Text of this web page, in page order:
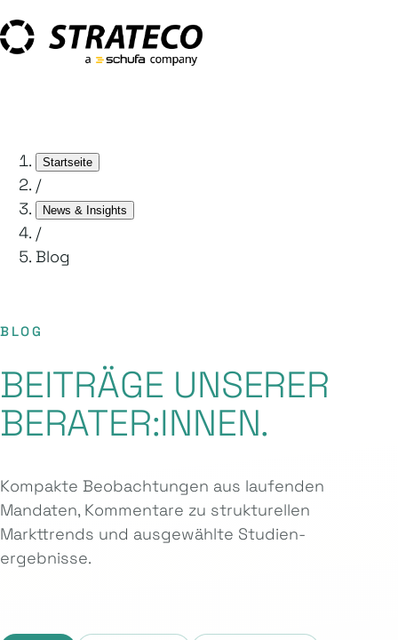
Startseite
/
News & Insights
/
Blog
BLOG
BEITRÄGE UNSERER
BERATER:INNEN.
Kompakte Beobachtungen aus laufenden
Mandaten, Kommentare zu strukturellen
Markttrends und ausgewählte Studien­
ergebnisse.